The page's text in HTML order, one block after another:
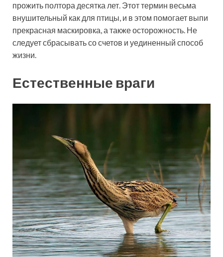
прожить полтора десятка лет. Этот термин весьма
внушительный как для птицы, и в этом помогает выпи
прекрасная маскировка, а также осторожность. Не
следует сбрасывать со счетов и уединенный способ
жизни.
Естественные враги